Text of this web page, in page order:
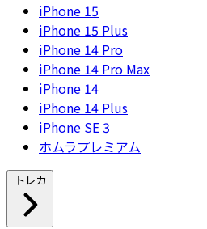
iPhone 15
iPhone 15 Plus
iPhone 14 Pro
iPhone 14 Pro Max
iPhone 14
iPhone 14 Plus
iPhone SE 3
ホムラプレミアム
トレカ